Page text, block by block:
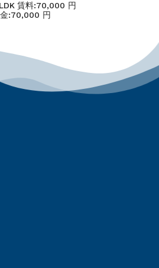
賃料:70,000 円
:70,000 円